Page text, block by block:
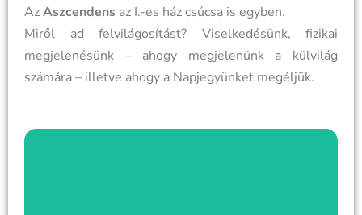
AzAszcendens az I.-es ház csúcsa is egyben.
Miről ad felvilágosítást? Viselkedésünk, fizikai
megjelenésünk – ahogy megjelenünk a külvilág
számára – illetve ahogy a Napjegyünket megéljük.